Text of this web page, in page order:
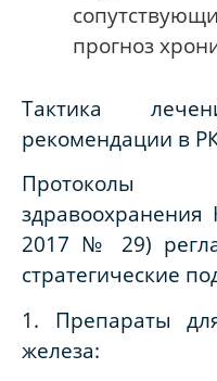
прогноз
Тактика
рекомендации в
Протоколы
2017 № 29)
стратегические
1. Препараты
железа: